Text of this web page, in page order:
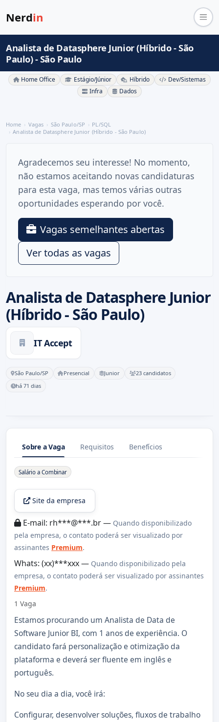
Nerdin
Analista de Datasphere Junior (Híbrido - São
Paulo) - São Paulo
Home Office Estágio/Júnior Híbrido
Dev/Sistemas
Infra
Dados
Home Vagas São Paulo/SP
PL/SQL
Analista de Datasphere Junior (Híbrido - São Paulo)
Analista de Datasphere Junior
(Híbrido - São Paulo)
IT Accept
São Paulo/SP Presencial Junior
23 candidatos
há 71 dias
Agradecemos seu interesse! No momento,
não estamos aceitando novas candidaturas
para esta vaga, mas temos várias outras
oportunidades esperando por você.
Vagas semelhantes abertas
Ver todas as vagas
Sobre a Vaga Requisitos Benefícios
Sobre a Vaga
Salário a Combinar
Site da empresa
E-mail: rh***@***.br — Quando disponibilizado
pela empresa, o contato poderá ser visualizado por
assinantes Premium.
Whats: (xx)***xxx — Quando disponibilizado pela
empresa, o contato poderá ser visualizado por assinantes
Premium.
1 Vaga
Estamos procurando um Analista de Data de
Software Junior BI, com 1 anos de experiência. O
candidato fará personalização e otimização da
plataforma e deverá ser fluente em inglês e
português.
No seu dia a dia, você irá:
Configurar, desenvolver soluções, fluxos de trabalho